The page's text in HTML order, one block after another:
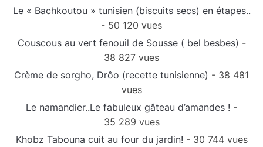
Le « Bachkoutou » tunisien (biscuits secs) en étapes..
- 50 120 vues
Couscous au vert fenouil de Sousse ( bel besbes) -
38 827 vues
Crème de sorgho, Drôo (recette tunisienne) - 38 481
vues
Le namandier..Le fabuleux gâteau d’amandes ! -
35 289 vues
Khobz Tabouna cuit au four du jardin! - 30 744 vues